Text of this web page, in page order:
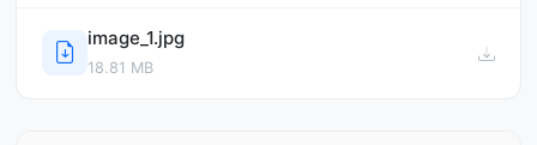
image_1.jpg
18.81 MB